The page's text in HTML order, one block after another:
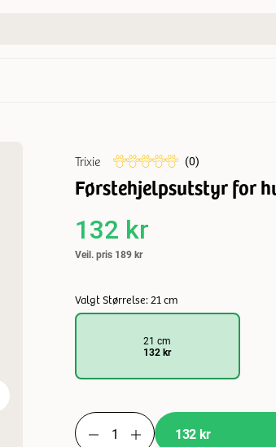
Trixie
Førstehjelpsutstyr for
(0)
132 kr
Veil. pris 189 kr
Valgt Størrelse: 21 cm
21 cm
132 kr
132 kr